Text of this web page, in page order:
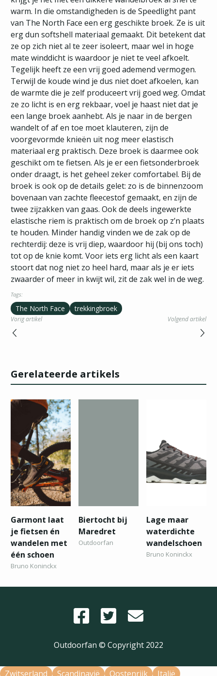
warm. In die omstandigheden is de Speedlight pant
van The North Face een erg geschikte broek. Ze is uit
erg dun softshell materiaal gemaakt. Dit betekent dat
ze op zich niet al te zeer isoleert, maar wel in hoge
mate winddicht is waardoor je niet te veel afkoelt.
Tegelijk heeft ze een vrij goed ademend vermogen.
Terwijl de koude wind je dus niet doet afkoelen, kan
de warmte die je zelf produceert vrij goed weg. Omdat
ze zo licht is en erg rekbaar, voel je haast niet dat je
een lange broek aanhebt. Als je naar in de bergen
wandelt of af en toe moet klauteren, zijn de
voorgevormde knieën uit nog meer elastisch
materiaal erg praktisch. Deze broek is daarmee ook
geschikt om te fietsen. Als je er een fietsonderbroek
onder draagt, is het geheel zeker comfortabel. Bij de
broek is ook op de details gelet: zo is de binnenzoom
bovenaan van zachte fleecestof gemaakt, en zijn de
twee zijzakken van gaas. Ook de deels ingewerkte
elastische riem is praktisch om de broek op z’n plaats
te houden. Minder handig vinden we de zak op de
rechterdij: deze is vrij diep, waardoor hij (bij ons toch)
tot op de knie komt. Voor iets erg licht als een kaart
stoort dat nog niet zo heel hard, maar als je er iets
zwaarder of meer in kwijt wil, zit de zak wel in de weg.
Tags:
The North Face trekkingbroek
Vorig artikel Volgend artikel
Gerelateerde artikels
Garmont laat
je fietsen én
wandelen met
één schoen
Bruno Koninckx
Biertocht bij
Maredret
Outdoorfan
Lage maar
waterdichte
wandelschoen
Bruno Koninckx
Outdoorfan © Copyright 2022
Zwitserland Scandinavië Oostenrijk Italië